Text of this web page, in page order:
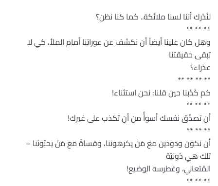
لنُدْرك أننا لسنا ملائكة.. كما كنا نظن؟
** ** **
وهل كان علينا أيضاً أن نكشف عن عوراتنا أمام الملأ، كي لا
تبقى حقيقتنا
عذراء؟
** ** ** **
كم كَذَبنا حين قلنا: نحن استثناء!
** ** **
أن تصدِّق نفسك أسوأُ من أن تكذب على غيرك!
** ** **
أن نكون ودودين مع مَنْ يكرهوننا، وقساةً مع مَنْ يحبّونَنا –
تلك هي دُونيّة
المُتعالي، وغطرسة الوضيع!
** ** **